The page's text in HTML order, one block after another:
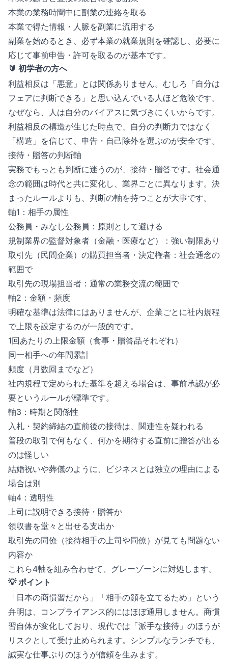
本業の業務時間中に副業の連絡を取る
本業で得た情報・人脈を副業に流用する
副業を始めるとき、必ず本業の就業規則を確認し、必要に
応じて事前申告・許可を取るのが基本です。
🔰 初学者の方へ
利益相反は「悪意」とは関係ありません。むしろ「自分は
フェアに判断できる」と思い込んでいる人ほど危険です。
なぜなら、人は自分のバイアスに気づきにくいからです。
利益相反の構造が生じた時点で、自分の判断力ではなく
「構造」を信じて、申告・自己除外を選ぶのが安全です。
接待・贈答の判断軸
実務でもっとも判断に迷うのが、接待・贈答です。社会通
念の範囲は時代と共に変化し、業界ごとに異なります。決
まったルールよりも、判断の軸を持つことが大事です。
軸1：相手の属性
公務員・みなし公務員：原則として避ける
規制業界の監督対象者（金融・医療など）：強い制限あり
取引先（民間企業）の購買担当者・決定権者：社会通念の
範囲で
取引先の現場担当者：通常の業務交流の範囲で
軸2：金額・頻度
明確な基準は法律にはありませんが、企業ごとに社内規程
で上限を設定するのが一般的です。
1回あたりの上限金額（食事・贈答品それぞれ）
同一相手への年間累計
頻度（月数回までなど）
社内規程で定められた基準を超える場合は、事前承認が必
要というルールが標準です。
軸3：時期と関係性
入札・契約締結の直前後の接待は、関連性を疑われる
普段の取引で何もなく、何かを期待する直前に贈答が出る
のは怪しい
結婚祝いや葬儀のように、ビジネスとは独立の理由による
場合は別
軸4：透明性
上司に説明できる接待・贈答か
領収書を堂々と出せる支出か
取引先の同僚（接待相手の上司や同僚）が見ても問題ない
内容か
これら4軸を組み合わせて、グレーゾーンに対処します。
💡 ポイント
「日本の商慣習だから」「相手の顔を立てるため」という
弁明は、コンプライアンス的にはほぼ通用しません。商慣
習自体が変化しており、現代では「派手な接待」のほうが
リスクとして受け止められます。シンプルなランチでも、
誠実な仕事ぶりのほうが信頼を生みます。